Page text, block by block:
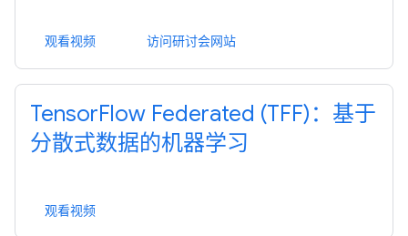
观看视频 访问研讨会网站
TensorFlow Federated (TFF)：基于
分散式数据的机器学习
观看视频